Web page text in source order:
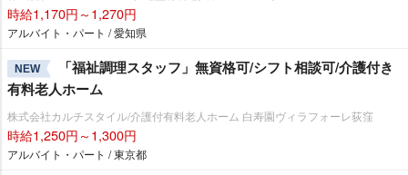
時給1,170円～1,270円
アルバイト・パート / 愛知県
NEW
「福祉調理スタッフ」無資格可/シフト相談可/介護付き
有料老人ホーム
株式会社カルチスタイル/介護付有料老人ホーム 白寿園ヴィラフォーレ荻窪
時給1,250円～1,300円
アルバイト・パート / 東京都